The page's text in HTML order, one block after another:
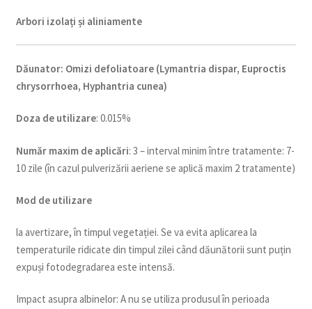
Arbori izolați și aliniamente
Dăunator: Omizi defoliatoare (Lymantria dispar, Euproctis
chrysorrhoea, Hyphantria cunea)
Doza de utilizare: 0.015%
Număr maxim de aplicări: 3 – interval minim între tratamente: 7-
10 zile (în cazul pulverizării aeriene se aplică maxim 2 tratamente)
Mod de utilizare
la avertizare, în timpul vegetației. Se va evita aplicarea la
temperaturile ridicate din timpul zilei când dăunătorii sunt puțin
expuși fotodegradarea este intensă.
Impact asupra albinelor: A nu se utiliza produsul în perioada